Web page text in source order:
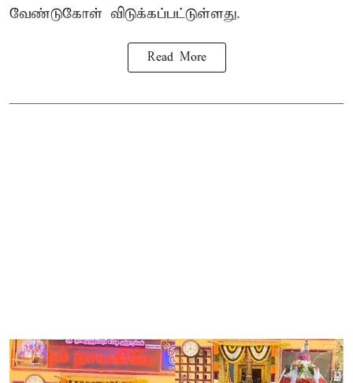
வேண்டுகோள் விடுக்கப்பட்டுள்ளது.
Read More